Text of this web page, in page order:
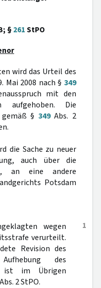
§261StPO
wird das Urteil des
Mai 2008 nach § 349
mit den
aufgehoben. Die
§ 349Abs. 2
die Sache zu neuer
auch über die
an eine andere
Potsdam
1
wegen
verurteilt.
Revision des
des
ist im Übrigen
2 StPO.